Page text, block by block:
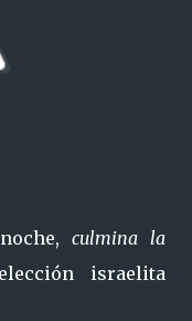
culmina la
israelita